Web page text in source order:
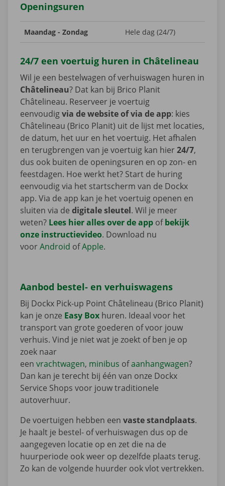
Openingsuren
Maandag - Zondag Hele dag (24/7)
24/7 een voertuig huren in Châtelineau
Wil je een bestelwagen of verhuiswagen huren in
Châtelineau? Dat kan bij Brico Planit
Châtelineau. Reserveer je voertuig
eenvoudigvia de website of via de app: kies
Châtelineau (Brico Planit) uit de lijst met locaties,
de datum, het uur en het voertuig. Het afhalen
en terugbrengen van je voertuig kan hier24/7,
dus ook buiten de openingsuren en op zon- en
feestdagen. Hoe werkt het? Start de huring
eenvoudig via het startscherm van de Dockx
app. Via de app kan je het voertuig openen en
sluiten via de digitale sleutel. Wil je meer
weten? Lees hier alles over de app ofbekijk
onze instructievideo. Download nu
voorAndroid ofApple.
Aanbod bestel- en verhuiswagens
Bij Dockx Pick-up Point Châtelineau (Brico Planit)
kan je onze Easy Box huren. Ideaal voor het
transport van grote goederen of voor jouw
verhuis. Vind je niet wat je zoekt of ben je op
zoek naar
een vrachtwagen, minibus ofaanhangwagen?
Dan kan je terecht bij één van onze Dockx
Service Shops voor jouw traditionele
autoverhuur.
De voertuigen hebben een vaste standplaats.
Je haalt je bestel- of verhuiswagen dus op de
aangegeven locatie op en zet die na de
huurperiode ook weer op dezelfde plaats terug.
Zo kan de volgende huurder ook vlot vertrekken.